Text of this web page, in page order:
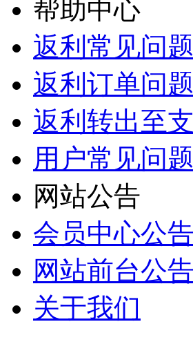
帮助中心
返利常见问题
返利订单问题
返利转出至
用户常见问题
网站公告
会员中心公告
网站前台公告
关于我们